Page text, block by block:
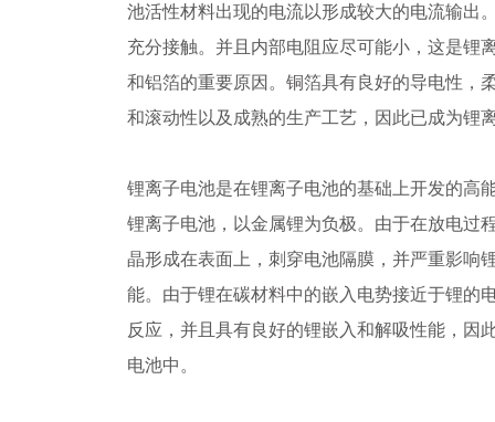
池活性材料出现的电流以形成较大的电流输出
充分接触。并且内部电阻应尽可能小，这是锂
和铝箔的重要原因。铜箔具有良好的导电性，
和滚动性以及成熟的生产工艺，因此已成为锂
锂离子电池是在锂离子电池的基础上开发的高
锂离子电池，以金属锂为负极。由于在放电过
晶形成在表面上，刺穿电池隔膜，并严重影响
能。由于锂在碳材料中的嵌入电势接近于锂的
反应，并且具有良好的锂嵌入和解吸性能，因
电池中。